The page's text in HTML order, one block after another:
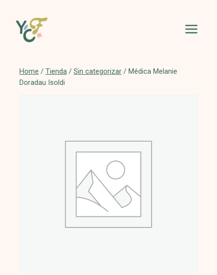
content
Home / Tienda / Sin categorizar / Médica Melanie
Doradau Isoldi